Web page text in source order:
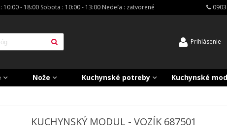
10:00 - 18:00 Sobota : 10:00 - 13:00 Nedeľa : zatvorené
Prihlásenie
Nože Kuchynské potreby Kuchynské
KUCHYNSKÝ MODUL - VOZÍK 687501